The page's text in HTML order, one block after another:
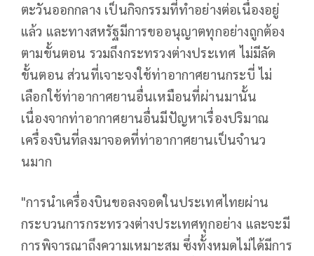
ตะวันออกกลาง เป็นกิจกรรมที่ทําอย่างต่อเนื่องอยู่
แล้ว และทางสหรัฐมีการขออนุญาตทุกอย่างถูกต้อง
ตามขั้นตอน รวมถึงกระทรวงต่างประเทศ ไม่มีลัด
ขั้นตอน ส่วนที่เจาะจงใช้ท่าอากาศยานกระบี่ ไม่
เลือกใช้ท่าอากาศยานอื่นเหมือนที่ผ่านมานั้น
เนื่องจากท่าอากาศยานอื่นมีปัญหาเรื่องปริมาณ
เครื่องบินที่ลงมาจอดที่ท่าอากาศยานเป็นจํานว
นมาก
"การนำเครื่องบินขอลงจอดในประเทศไทยผ่าน
กระบวนการกระทรวงต่างประเทศทุกอย่าง และจะมี
การพิจารณาถึงความเหมาะสม ซึ่งทั้งหมดไม่ได้มีการ